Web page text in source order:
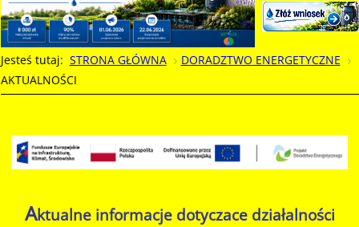
Jesteś tutaj: STRONA GŁÓWNA
DORADZTWO ENERGETYCZNE
AKTUALNOŚCI
Aktualne informacje dotyczace działalności